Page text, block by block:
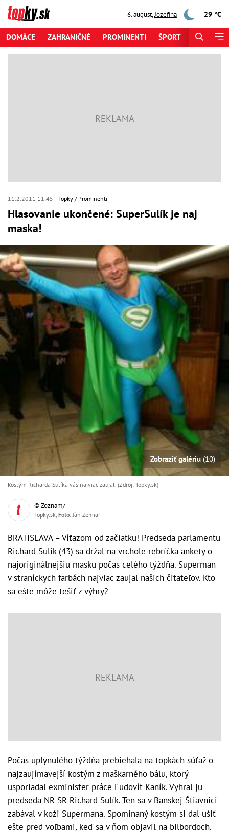
6. august,Jozefína 29 °C
DOMÁCE ZAHRANIČNÉ PROMINENTI ŠPORT
11.2.2011 11:45 Topky Prominenti
Hlasovanie ukončené: SuperSulík je naj
maska!
Zobraziť galériu (10)
Kostým Richarda Sulíka vás najviac zaujal. (Zdroj: Topky.sk)
© Zoznam/
Topky.sk, Foto: Ján Zemiar
BRATISLAVA – Víťazom od začiatku! Predseda parlamentu
Richard Sulík (43) sa držal na vrchole rebríčka ankety o
najoriginálnejšiu masku počas celého týždňa. Superman
v straníckych farbách najviac zaujal našich čitateľov. Kto
sa ešte môže tešiť z výhry?
Počas uplynulého týždňa prebiehala na topkách súťaž o
najzaujímavejší kostým z maškarného bálu, ktorý
usporiadal exminister práce Ľudovít Kaník. Vyhral ju
predseda NR SR Richard Sulík. Ten sa v Banskej Štiavnici
zabával v koži Supermana. Spomínaný kostým si dal ušiť
ešte pred voľbami, keď sa v ňom objavil na bilbordoch.